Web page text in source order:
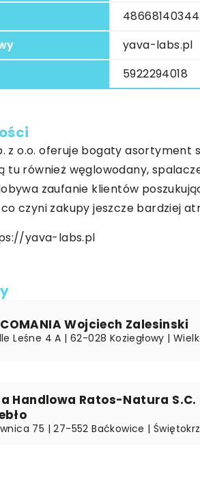
48668140344
yava-labs.pl
5922294018
z o.o. oferuje bogaty
tu również węglowodany,
zaufanie klientów
czyni zakupy jeszcze bardziej
yava-labs.pl
Wojciech Zalesinski
Leśne 4 A | 62-028 Koziegłowy |
Handlowa Ratos-Natura S.C.
75 | 27-552 Baćkowice |